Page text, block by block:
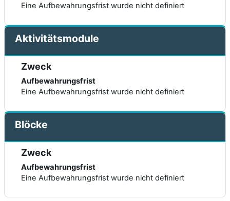
Eine Aufbewahrungsfrist wurde nicht definiert
Aktivitätsmodule
Zweck
Aufbewahrungsfrist
Eine Aufbewahrungsfrist wurde nicht definiert
Blöcke
Zweck
Aufbewahrungsfrist
Eine Aufbewahrungsfrist wurde nicht definiert